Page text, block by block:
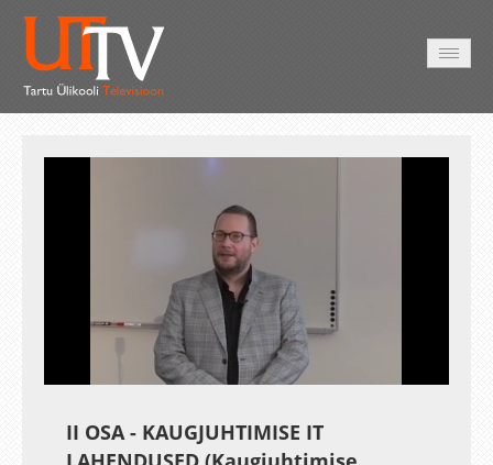
Loaded
0.26%
Esituskiirused
II OSA - KAUGJUHTIMISE IT